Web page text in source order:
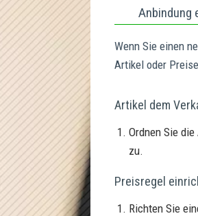
Anbindung
Wenn Sie einen
Artikel oder
Artikel dem
Ordnen Sie
zu.
Preisregel
Richten Sie